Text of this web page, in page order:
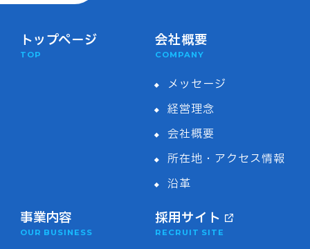
トップページ
TOP
会社概要
COMPANY
メッセージ
経営理念
会社概要
所在地・アクセス情報
沿革
事業内容
OUR BUSINESS
採用サイト
RECRUIT SITE